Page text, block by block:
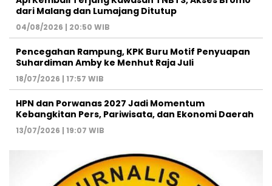
dari Malang dan Lumajang Ditutup
04/08/2026 | 20:50 WIB
Pencegahan Rampung, KPK Buru Motif Penyuapan
Suhardiman Amby ke Menhut Raja Juli
18/07/2026 | 17:57 WIB
HPN dan Porwanas 2027 Jadi Momentum
Kebangkitan Pers, Pariwisata, dan Ekonomi Daerah
13/07/2026 | 19:07 WIB